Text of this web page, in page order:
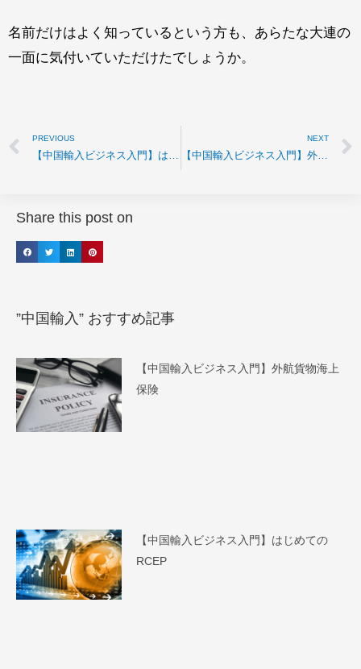
名前だけはよく知っているという方も、あらたな大連の
一面に気付いていただけたでしょうか。
PREVIOUS NEXT
【中国輸入ビジネス入門】外航貨物海上保険
Share this post on
”中国輸入” おすすめ記事
【中国輸入ビジネス入門】外航貨物海上
保険
【中国輸入ビジネス入門】はじめての
RCEP